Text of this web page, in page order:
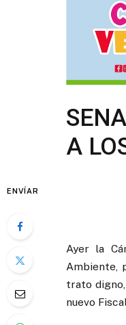
A
ENVÍAR
Ayer la
Ambiente,
trato
nuevo